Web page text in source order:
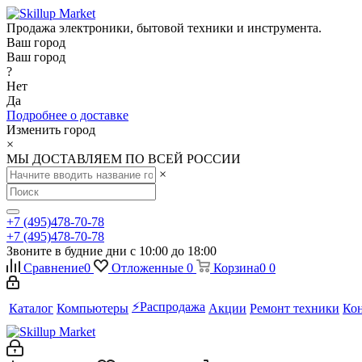
Продажа электроники, бытовой техники и инструмента.
Ваш город
Ваш город
?
Нет
Да
Подробнее о доставке
Изменить город
×
МЫ ДОСТАВЛЯЕМ ПО ВСЕЙ РОССИИ
×
+7 (495)478-70-78
+7 (495)478-70-78
Звоните в будние дни с 10:00 до 18:00
Сравнение0 Отложенные 0 Корзина0 0
Каталог Компьютеры ⚡️Распродажа Акции Ремонт техники